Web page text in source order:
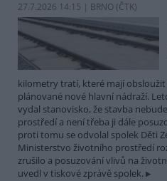
27.7.2026 14:15 | BRNO (ČTK)
kilometry tratí, které mají
plánované nové hlavní nádraží.
vydal stanovisko, že stavba
prostředí a není třeba ji dále
proti tomu se odvolal spolek Děti
Ministerstvo životního prostředí
zrušilo a posuzování vlivů na
uvedl v tiskové zprávě spolek.